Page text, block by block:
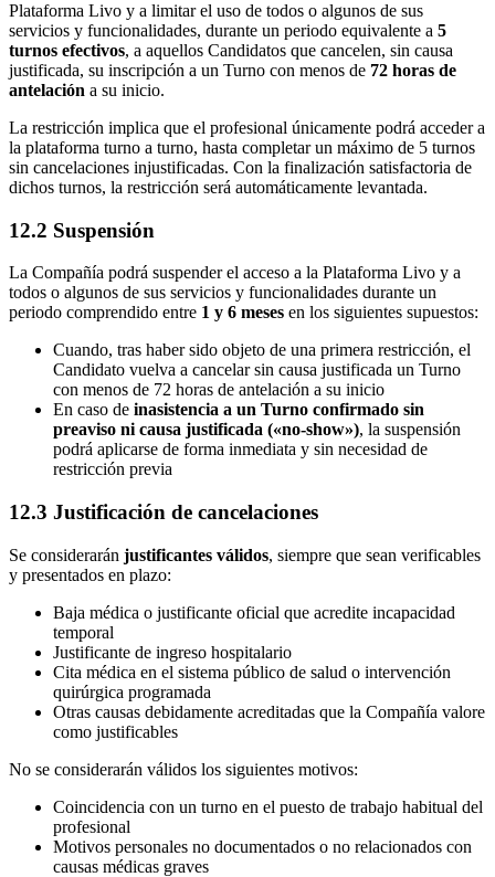
Plataforma Livo y a limitar el uso de todos o algunos de sus
servicios y funcionalidades, durante un periodo equivalente a 5
turnos efectivos, a aquellos Candidatos que cancelen, sin causa
justificada, su inscripción a un Turno con menos de 72 horas de
antelación a su inicio.
La restricción implica que el profesional únicamente podrá acceder a
la plataforma turno a turno, hasta completar un máximo de 5 turnos
sin cancelaciones injustificadas. Con la finalización satisfactoria de
dichos turnos, la restricción será automáticamente levantada.
12.2 Suspensión
La Compañía podrá suspender el acceso a la Plataforma Livo y a
todos o algunos de sus servicios y funcionalidades durante un
periodo comprendido entre 1 y 6 meses en los siguientes supuestos:
Cuando, tras haber sido objeto de una primera restricción, el
Candidato vuelva a cancelar sin causa justificada un Turno
con menos de 72 horas de antelación a su inicio
En caso de inasistencia a un Turno confirmado sin
preaviso ni causa justificada («no-show»), la suspensión
podrá aplicarse de forma inmediata y sin necesidad de
restricción previa
12.3 Justificación de cancelaciones
Se considerarán justificantes válidos, siempre que sean verificables
y presentados en plazo:
Baja médica o justificante oficial que acredite incapacidad
temporal
Justificante de ingreso hospitalario
Cita médica en el sistema público de salud o intervención
quirúrgica programada
Otras causas debidamente acreditadas que la Compañía valore
como justificables
No se considerarán válidos los siguientes motivos:
Coincidencia con un turno en el puesto de trabajo habitual del
profesional
Motivos personales no documentados o no relacionados con
causas médicas graves